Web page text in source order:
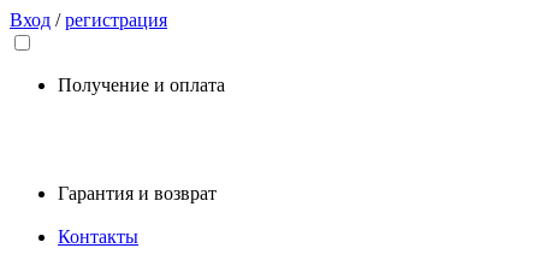
Вход /регистрация
Получение и оплата
Гарантия и возврат
Контакты